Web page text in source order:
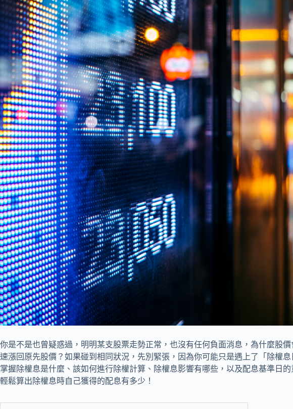
你是不是也曾疑惑過，明明某支股票走勢正常，也沒有任何負面消息，為什麼股
速漲回原先股價？如果碰到相同狀況，先別緊張，因為你可能只是遇上了「除權
掌握除權息是什麼、該如何進行除權計算、除權息影響有哪些，以及配息基準日
輕鬆算出除權息時自己獲得的配息有多少！